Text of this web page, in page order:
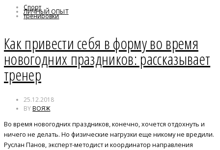
ЛИЧНЫЙ ОПЫТ
Спорт
тренировки
Как привести себя в форму во время
новогодних праздников: рассказывает
тренер
25.12.2018
BYВОЯЖ
Во время новогодних праздников, конечно, хочется отдохнуть и
ничего не делать. Но физические нагрузки еще никому не вредили.
Руслан Панов, эксперт-методист и координатор направления